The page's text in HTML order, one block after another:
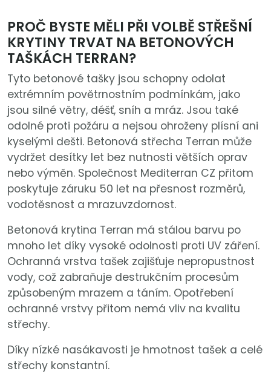
PROČ BYSTE MĚLI PŘI VOLBĚ STŘEŠNÍ
KRYTINY TRVAT NA BETONOVÝCH
TAŠKÁCH TERRAN?
Tyto betonové tašky jsou schopny odolat
extrémním povětrnostním podmínkám, jako
jsou silné větry, déšť, sníh a mráz. Jsou také
odolné proti požáru a nejsou ohroženy plísní ani
kyselými dešti. Betonová střecha Terran může
vydržet desítky let bez nutnosti větších oprav
nebo výměn. Společnost Mediterran CZ přitom
poskytuje záruku 50 let na přesnost rozměrů,
vodotěsnost a mrazuvzdornost.
Betonová krytina Terran má stálou barvu po
mnoho let díky vysoké odolnosti proti UV záření.
Ochranná vrstva tašek zajišťuje nepropustnost
vody, což zabraňuje destrukčním procesům
způsobeným mrazem a táním. Opotřebení
ochranné vrstvy přitom nemá vliv na kvalitu
střechy.
Díky nízké nasákavosti je hmotnost tašek a celé
střechy konstantní.